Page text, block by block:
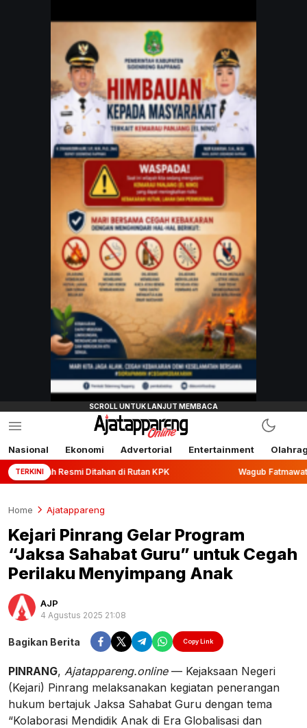
Nasional Ekonomi Advertorial Entertainment
TERKINI
Ditahan di Rutan KPK Wagub Fatmawati Rusdi
Home Ajatappareng
Kejari Pinrang Gelar Program
“Jaksa Sahabat Guru” untuk Cegah
Perilaku Menyimpang Anak
AJP
4 Agustus 2025 21:08
Bagikan Berita Copy Link
PINRANG, Ajatappareng.online— Kejaksaan Negeri
(Kejari) Pinrang melaksanakan kegiatan penerangan
hukum bertajuk Jaksa Sahabat Guru dengan tema
“Kolaborasi Mendidik Anak di Era Globalisasi dan